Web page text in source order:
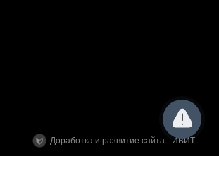
Доработка и развитие сайта - ИВИТ